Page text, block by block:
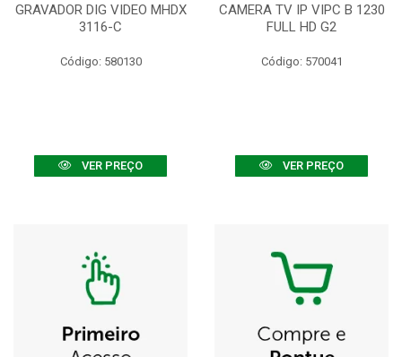
GRAVADOR DIG VIDEO MHDX
3116-C
Código: 580130
VER PREÇO
CAMERA TV IP VIPC B 1230
FULL HD G2
Código: 570041
VER PREÇO